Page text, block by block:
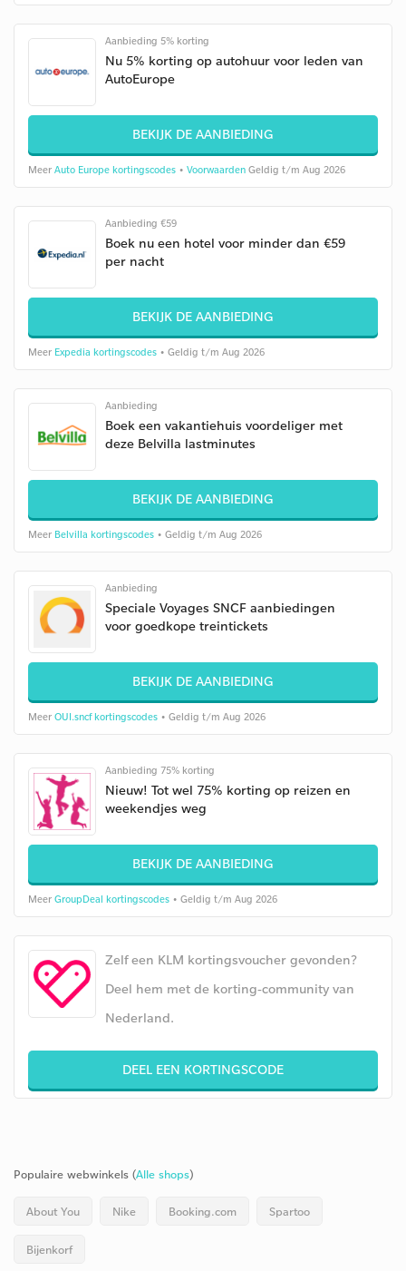
Aanbieding 5% korting
Nu 5% korting op autohuur voor leden van
AutoEurope
BEKIJK DE AANBIEDING
Meer Auto Europe kortingscodes • Voorwaarden Geldig t/m Aug 2026
Aanbieding €59
Boek nu een hotel voor minder dan €59
per nacht
BEKIJK DE AANBIEDING
Meer Expedia kortingscodes • Geldig t/m Aug 2026
Aanbieding
Boek een vakantiehuis voordeliger met
deze Belvilla lastminutes
BEKIJK DE AANBIEDING
Meer Belvilla kortingscodes • Geldig t/m Aug 2026
Aanbieding
Speciale Voyages SNCF aanbiedingen
voor goedkope treintickets
BEKIJK DE AANBIEDING
Meer OUI.sncf kortingscodes • Geldig t/m Aug 2026
Aanbieding 75% korting
Nieuw! Tot wel 75% korting op reizen en
weekendjes weg
BEKIJK DE AANBIEDING
Meer GroupDeal kortingscodes • Geldig t/m Aug 2026
Zelf een KLM kortingsvoucher gevonden?
Deel hem met de korting-community van
Nederland.
DEEL EEN KORTINGSCODE
Populaire webwinkels (Alle shops)
About You Nike Booking.com Spartoo
Bijenkorf